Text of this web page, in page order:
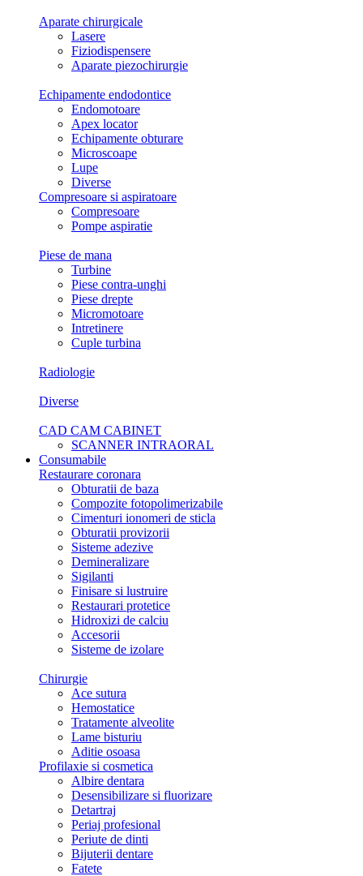
Aparate chirurgicale
Lasere
Fiziodispensere
Aparate piezochirurgie
Echipamente endodontice
Endomotoare
Apex locator
Echipamente obturare
Microscoape
Lupe
Diverse
Compresoare si aspiratoare
Compresoare
Pompe aspiratie
Piese de mana
Turbine
Piese contra-unghi
Piese drepte
Micromotoare
Intretinere
Cuple turbina
Radiologie
Diverse
CAD CAM CABINET
SCANNER INTRAORAL
Consumabile
Restaurare coronara
Obturatii de baza
Compozite fotopolimerizabile
Cimenturi ionomeri de sticla
Obturatii provizorii
Sisteme adezive
Demineralizare
Sigilanti
Finisare si lustruire
Restaurari protetice
Hidroxizi de calciu
Accesorii
Sisteme de izolare
Chirurgie
Ace sutura
Hemostatice
Tratamente alveolite
Lame bisturiu
Aditie osoasa
Profilaxie si cosmetica
Albire dentara
Desensibilizare si fluorizare
Detartraj
Periaj profesional
Periute de dinti
Bijuterii dentare
Fatete